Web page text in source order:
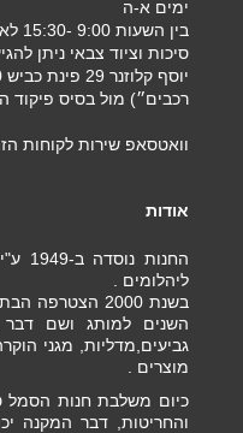
ימים א-ה
בין
סיכות וציוד צבאי ניתן להגיע
רכבים״) מול בסיס פיקוד
וואטסאפ שירות לקוחות הזמנות
אודות
ליהלומים .
בשנת 2000
השנים למותג ושם
גביעים,מדליות, מגני
מוצרים .
כיום משלבת חנות הסמל
והחריטות, דבר המקנה